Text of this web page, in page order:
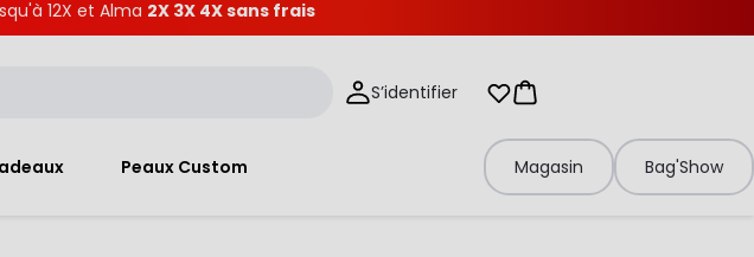
12X et Alma 2X 3X 4X sans frais
S’identifier Mes listes d'envies
Panier
Peaux Custom Magasin Bag'Show